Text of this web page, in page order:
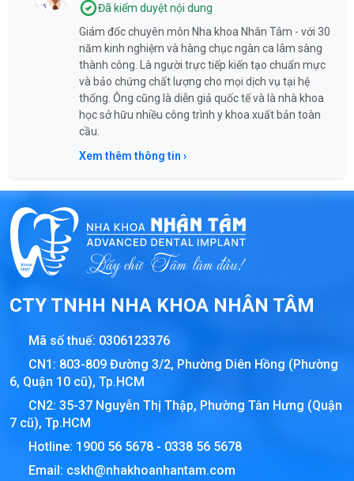
Đã kiểm duyệt nội dung
Giám đốc chuyên môn Nha khoa Nhân Tâm - với 30
năm kinh nghiệm và hàng chục ngàn ca lâm sàng
thành công. Là người trực tiếp kiến tạo chuẩn mực
và bảo chứng chất lượng cho mọi dịch vụ tại hệ
thống. Ông cũng là diễn giả quốc tế và là nhà khoa
học sở hữu nhiều công trình y khoa xuất bản toàn
cầu.
Xem thêm thông tin ›
CTY TNHH NHA KHOA NHÂN TÂM
Mã số thuế: 0306123376
CN1: 803-809 Đường 3/2, Phường Diên Hồng (Phường
6, Quận 10 cũ), Tp.HCM
CN2: 35-37 Nguyễn Thị Thập, Phường Tân Hưng (Quận
7 cũ), Tp.HCM
Hotline: 1900 56 5678 - 0338 56 5678
Email: cskh@nhakhoanhantam.com